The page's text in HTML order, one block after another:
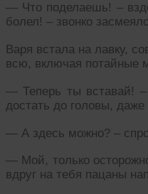
— Что поделаешь! –
болел! – звонко
Варя встала на лавку,
всю, включая потайные
— Теперь ты вставай!
достать до головы,
— А здесь можно? –
— Мой, только
вдруг на тебя пацаны